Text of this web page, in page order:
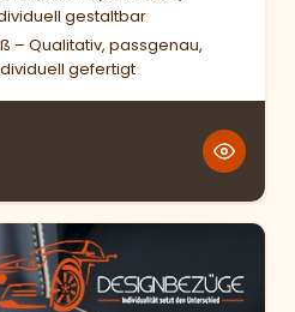
gestaltbar
– Qualitativ, passgenau,
gefertigt